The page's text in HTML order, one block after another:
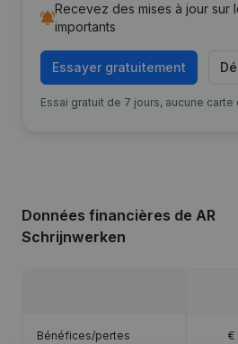
Recevez des mises à jour sur
importants
Essayer gratuitement
Essai gratuit de 7 jours, aucune
Données financières de AR
Schrijnwerken
Bénéfices/pertes €